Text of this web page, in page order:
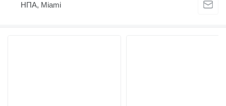
ΗΠΑ, Miami